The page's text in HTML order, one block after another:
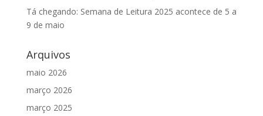
Tá chegando: Semana de Leitura 2025 acontece de 5 a
9 de maio
Arquivos
maio 2026
março 2026
março 2025